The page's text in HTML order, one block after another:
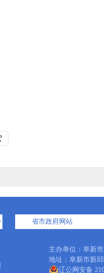
主办单位：阜新
地址：阜新市新
辽公网安备